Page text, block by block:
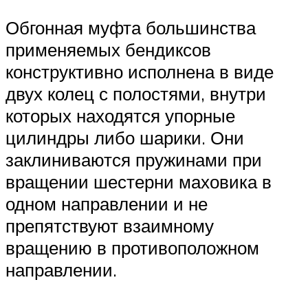
Обгонная муфта большинства
применяемых бендиксов
конструктивно исполнена в виде
двух колец с полостями, внутри
которых находятся упорные
цилиндры либо шарики. Они
заклиниваются пружинами при
вращении шестерни маховика в
одном направлении и не
препятствуют взаимному
вращению в противоположном
направлении.